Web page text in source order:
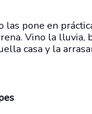
las pone en
Vino la lluvia,
casa y la